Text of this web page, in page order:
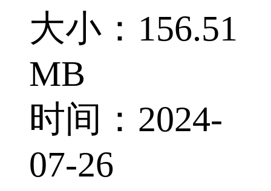
大小：156.51
MB
时间：2024-
07-26